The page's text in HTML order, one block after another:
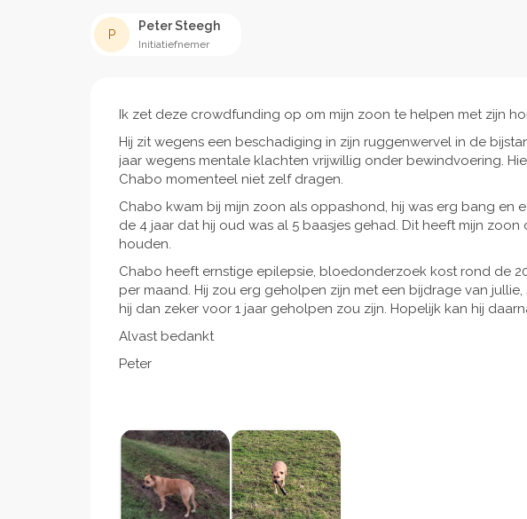
P
Peter Steegh
Initiatiefnemer
Ik zet deze crowdfunding op om mijn zoon te helpen met zijn
Hij zit wegens een beschadiging in zijn ruggenwervel in de
jaar wegens mentale klachten vrijwillig onder bewindvoering.
Chabo momenteel niet zelf dragen.
Chabo kwam bij mijn zoon als oppashond, hij was erg bang en
de 4 jaar dat hij oud was al 5 baasjes gehad. Dit heeft mijn
houden.
Chabo heeft ernstige epilepsie, bloedonderzoek kost rond de
per maand. Hij zou erg geholpen zijn met een bijdrage van
hij dan zeker voor 1 jaar geholpen zou zijn. Hopelijk kan hij
Alvast bedankt
Peter